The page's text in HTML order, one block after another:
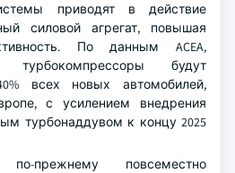
приводят в действие
силовой агрегат, повышая
По данным ACEA,
будут
всех новых автомобилей,
с усилением внедрения
турбонаддувом к концу 2025
по-прежнему повсеместно